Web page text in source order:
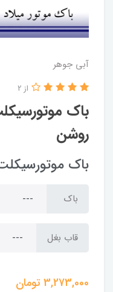
آبی جوهر
باک
روشن
از 2
باک
باک
قاب بغل
3,273,000تومان